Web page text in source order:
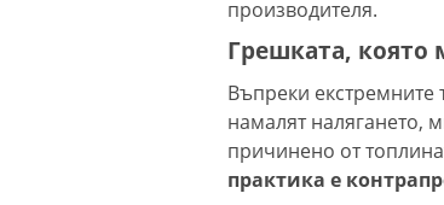
производителя.
Грешката, която
Въпреки
намалят налягането,
причинено от
практика е